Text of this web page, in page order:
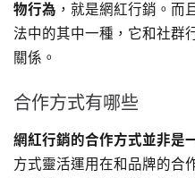
物行為 ，就是網紅行銷。而
法中的其中一種，它和社群
關係。
合作方式有哪些
網紅行銷的合作方式並非是
方式靈活運用在和品牌的合